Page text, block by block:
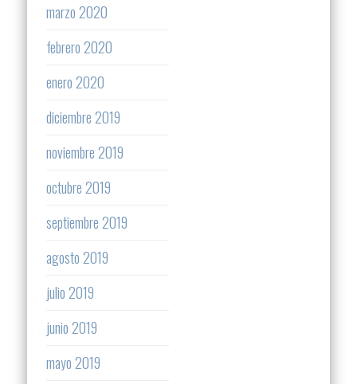
marzo 2020
febrero 2020
enero 2020
diciembre 2019
noviembre 2019
octubre 2019
septiembre 2019
agosto 2019
julio 2019
junio 2019
mayo 2019